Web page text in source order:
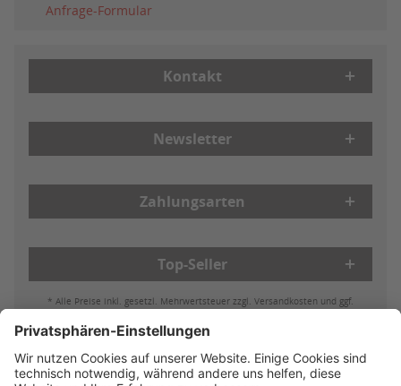
Anfrage-Formular
Kontakt
Newsletter
Zahlungsarten
Top-Seller
* Alle Preise inkl. gesetzl. Mehrwertsteuer zzgl. Versandkosten und ggf.
Batterieleistung & Entsorgung
Widerruf
Reklamationen